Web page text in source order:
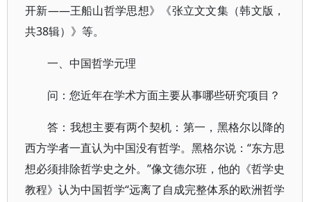
开新——王船山哲学思想》《张立文文集（韩文版，
共38辑）》等。
一、中国哲学元理
问：您近年在学术方面主要从事哪些研究项目？
答：我想主要有两个契机：第一，黑格尔以降的
西方学者一直认为中国没有哲学。黑格尔说：“东方思
想必须排除哲学史之外。”像文德尔班，他的《哲学史
教程》认为中国哲学“远离了自成完整体系的欧洲哲学